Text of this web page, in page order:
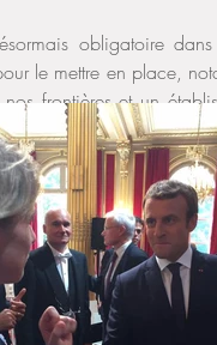
obligatoire
le mettre en place,
frontières et un
également mettre
les autorités locales
établissements
EGD,
a-t-elle
? Les parents